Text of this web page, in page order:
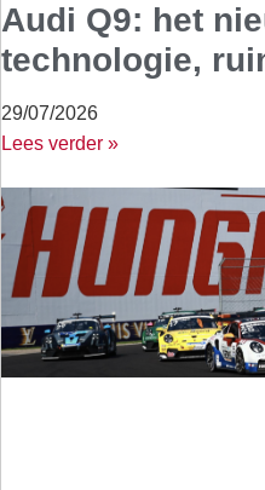
Audi Q9: het
technologie,
29/07/2026
Lees verder »